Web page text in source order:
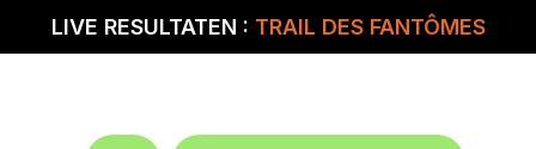
LIVE RESULTATEN : TRAIL DES FANTÔMES